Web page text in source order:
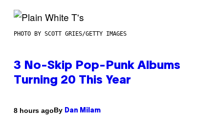
PHOTO BY SCOTT GRIES/GETTY IMAGES
3 No-Skip Pop-Punk Albums
Turning 20 This Year
8 hours agoBy Dan Milam